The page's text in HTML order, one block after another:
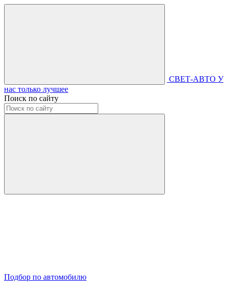
СВЕТ-АВТО У
нас только лучшее
Поиск по сайту
Подбор по автомобилю